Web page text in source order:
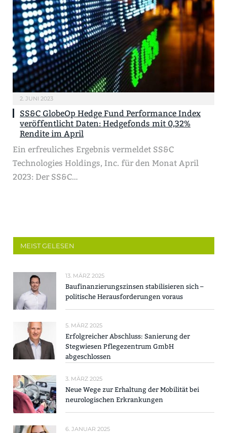
2. JUNI 2023
SS&C GlobeOp Hedge Fund Performance Index
veröffentlicht Daten: Hedgefonds mit 0,32%
Rendite im April
Ein erfreuliches Ergebnis vermeldet SS&C
Technologies Holdings, Inc. für den Monat April
2023: Der SS&C…
MEIST GELESEN
13. MÄRZ 2025
Baufinanzierungszinsen stabilisieren sich –
politische Herausforderungen voraus
5. MÄRZ 2025
Erfolgreicher Abschluss: Sanierung der
Stegwiesen Pflegezentrum GmbH
abgeschlossen
3. MÄRZ 2025
Neue Wege zur Erhaltung der Mobilität bei
neurologischen Erkrankungen
6. JANUAR 2025